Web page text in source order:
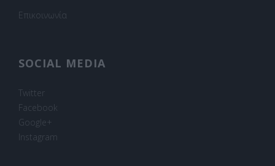
Επικοινωνία
SOCIAL MEDIA
Twitter
Facebook
Google+
Instagram